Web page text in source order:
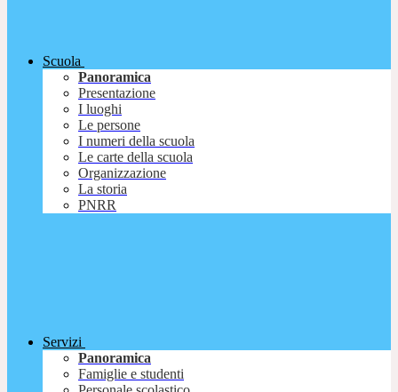
Scuola
Panoramica
Presentazione
I luoghi
Le persone
I numeri della scuola
Le carte della scuola
Organizzazione
La storia
PNRR
Servizi
Panoramica
Famiglie e studenti